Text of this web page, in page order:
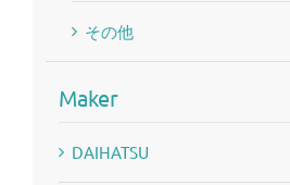
その他
Maker
DAIHATSU